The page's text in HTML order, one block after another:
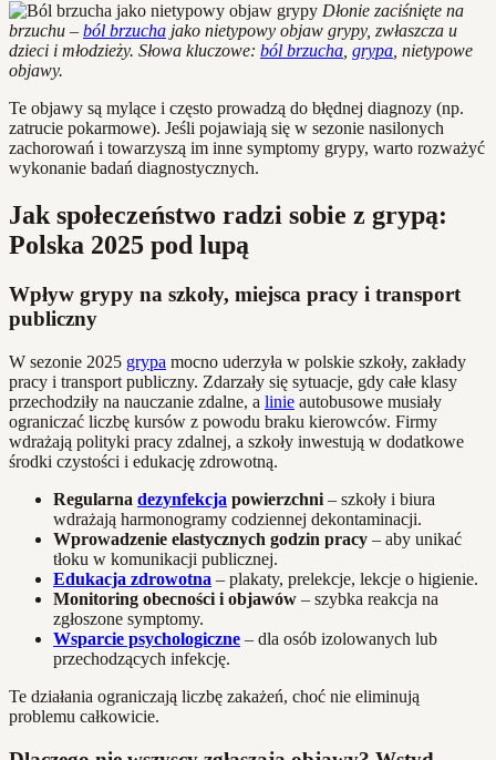
Dłonie zaciśnięte na
brzuchu – ból brzucha jako nietypowy objaw grypy, zwłaszcza u
dzieci i młodzieży. Słowa kluczowe: ból brzucha, grypa, nietypowe
objawy.
Te objawy są mylące i często prowadzą do błędnej diagnozy (np.
zatrucie pokarmowe). Jeśli pojawiają się w sezonie nasilonych
zachorowań i towarzyszą im inne symptomy grypy, warto rozważyć
wykonanie badań diagnostycznych.
Jak społeczeństwo radzi sobie z grypą:
Polska 2025 pod lupą
Wpływ grypy na szkoły, miejsca pracy i transport
publiczny
W sezonie 2025 grypa mocno uderzyła w polskie szkoły, zakłady
pracy i transport publiczny. Zdarzały się sytuacje, gdy całe klasy
przechodziły na nauczanie zdalne, a linie autobusowe musiały
ograniczać liczbę kursów z powodu braku kierowców. Firmy
wdrażają polityki pracy zdalnej, a szkoły inwestują w dodatkowe
środki czystości i edukację zdrowotną.
Regularna dezynfekcja powierzchni – szkoły i biura
wdrażają harmonogramy codziennej dekontaminacji.
Wprowadzenie elastycznych godzin pracy – aby unikać
tłoku w komunikacji publicznej.
Edukacja zdrowotna – plakaty, prelekcje, lekcje o higienie.
Monitoring obecności i objawów – szybka reakcja na
zgłoszone symptomy.
Wsparcie psychologiczne – dla osób izolowanych lub
przechodzących infekcję.
Te działania ograniczają liczbę zakażeń, choć nie eliminują
problemu całkowicie.